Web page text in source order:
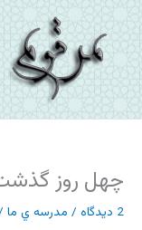
پرش
به
محتوا
چهل روز
2 دیدگاه / مدرسه ي ما